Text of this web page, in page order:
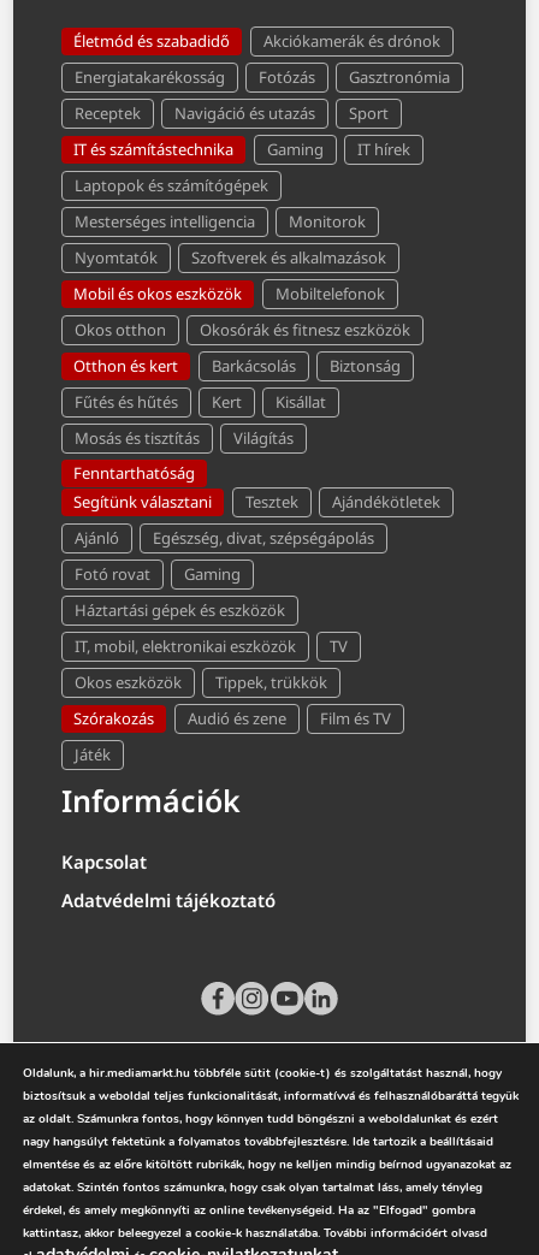
Életmód és szabadidő
Akciókamerák és drónok
Energiatakarékosság
Fotózás
Gasztronómia
Receptek
Navigáció és utazás
Sport
IT és számítástechnika
Gaming
IT hírek
Laptopok és számítógépek
Mesterséges intelligencia
Monitorok
Nyomtatók
Szoftverek és alkalmazások
Mobil és okos eszközök
Mobiltelefonok
Okos otthon
Okosórák és fitnesz eszközök
Otthon és kert
Barkácsolás
Biztonság
Fűtés és hűtés
Kert
Kisállat
Mosás és tisztítás
Világítás
Fenntarthatóság
Segítünk választani
Tesztek
Ajándékötletek
Ajánló
Egészség, divat, szépségápolás
Fotó rovat
Gaming
Háztartási gépek és eszközök
IT, mobil, elektronikai eszközök
TV
Okos eszközök
Tippek, trükkök
Szórakozás
Audió és zene
Film és TV
Játék
Információk
Kapcsolat
Adatvédelmi tájékoztató
mediamarkt.hu
Oldalunk, a hir.mediamarkt.hu többféle sütit (cookie-t) és szolgáltatást használ, hogy
biztosítsuk a weboldal teljes funkcionalitását, informatívvá és felhasználóbaráttá tegyük
az oldalt. Számunkra fontos, hogy könnyen tudd böngészni a weboldalunkat és ezért
nagy hangsúlyt fektetünk a folyamatos továbbfejlesztésre. Ide tartozik a beállításaid
elmentése és az előre kitöltött rubrikák, hogy ne kelljen mindig beírnod ugyanazokat az
adatokat. Szintén fontos számunkra, hogy csak olyan tartalmat láss, amely tényleg
érdekel, és amely megkönnyíti az online tevékenységeid. Ha az "Elfogad" gombra
kattintasz, akkor beleegyezel a cookie-k használatába. További információért olvasd